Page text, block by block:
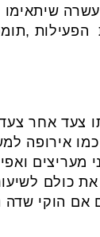
שיתאימו
הפעילות
ניסיון בענף, ומוביל אותו צעד
אירופה
את כולם
אם הוקי שדה